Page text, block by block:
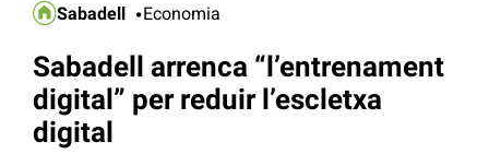
Sabadell Economia
Sabadell arrenca “l’entrenament
digital” per reduir l’escletxa
digital